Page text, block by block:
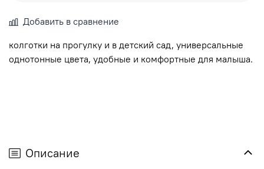
Добавить в сравнение
колготки на прогулку и в детский сад, универсальные
однотонные цвета, удобные и комфортные для малыша.
Описание